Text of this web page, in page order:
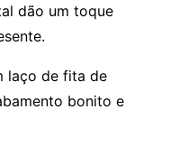
dão um toque
laço de fita de
bonito e